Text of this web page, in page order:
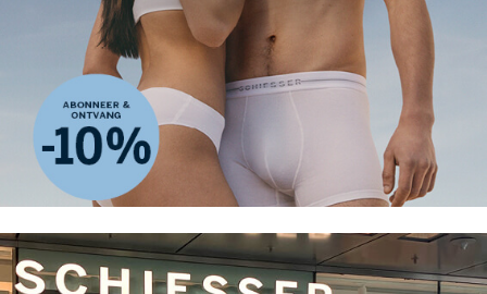
Ik ben geïnteresseerd in:
Damesmode
Herenmode
Kindermode
ADIDAS
Privacy Policy